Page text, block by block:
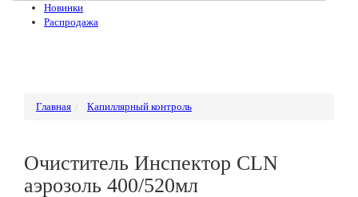
Новинки
Распродажа
Главная Капиллярный контроль
Очиститель Инспектор CLN
аэрозоль 400/520мл